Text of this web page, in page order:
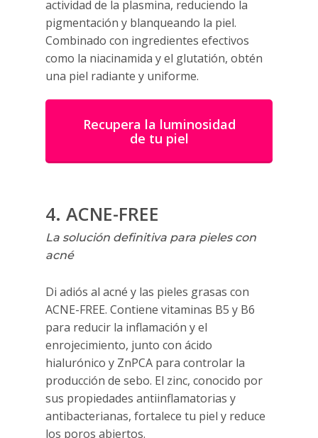
actividad de la plasmina, reduciendo la
pigmentación y blanqueando la piel.
Combinado con ingredientes efectivos
como la niacinamida y el glutatión, obtén
una piel radiante y uniforme.
Recupera la luminosidad
de tu piel
4. ACNE-FREE
La solución definitiva para pieles con
acné
Di adiós al acné y las pieles grasas con
ACNE-FREE. Contiene vitaminas B5 y B6
para reducir la inflamación y el
enrojecimiento, junto con ácido
hialurónico y ZnPCA para controlar la
producción de sebo. El zinc, conocido por
sus propiedades antiinflamatorias y
antibacterianas, fortalece tu piel y reduce
los poros abiertos.